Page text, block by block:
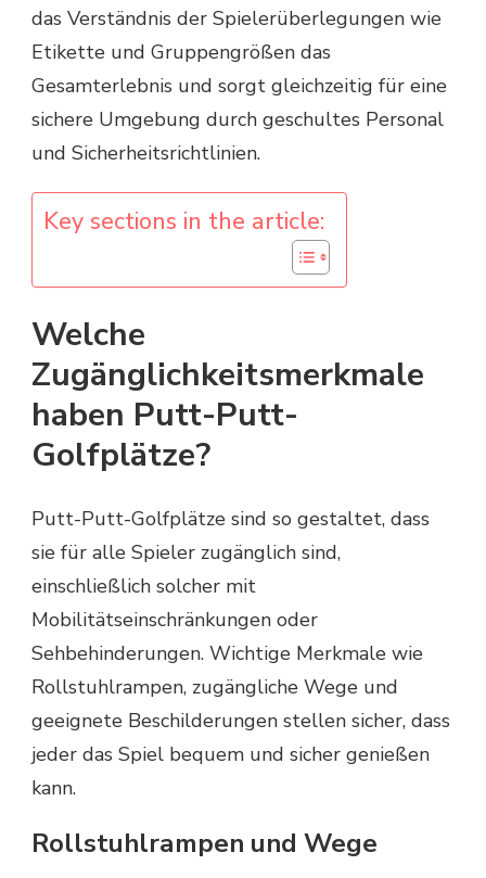
das Verständnis der Spielerüberlegungen wie
Etikette und Gruppengrößen das
Gesamterlebnis und sorgt gleichzeitig für eine
sichere Umgebung durch geschultes Personal
und Sicherheitsrichtlinien.
Key sections in the article:
Welche
Zugänglichkeitsmerkmale
haben Putt-Putt-
Golfplätze?
Putt-Putt-Golfplätze sind so gestaltet, dass
sie für alle Spieler zugänglich sind,
einschließlich solcher mit
Mobilitätseinschränkungen oder
Sehbehinderungen. Wichtige Merkmale wie
Rollstuhlrampen, zugängliche Wege und
geeignete Beschilderungen stellen sicher, dass
jeder das Spiel bequem und sicher genießen
kann.
Rollstuhlrampen und Wege